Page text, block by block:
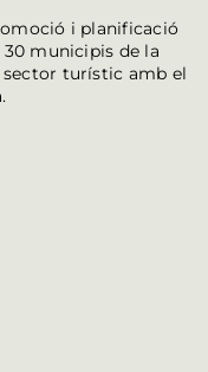
i planificació
municipis de la
turístic amb el